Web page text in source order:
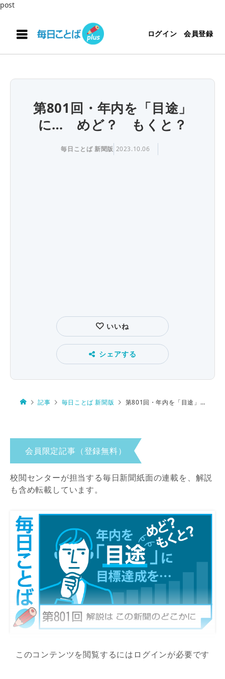
post
ログイン 会員登録
第801回・年内を「目途」
に… めど？ もくと？
毎日ことば 新聞版 2023.10.06
いいね
シェアする
記事 毎日ことば 新聞版 第801回・年内を「目途」に… めど？ もくと？
会員限定記事（登録無料）
校閲センターが担当する毎日新聞紙面の連載を、解説
も含め転載しています。
このコンテンツを閲覧するにはログインが必要です